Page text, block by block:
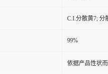
C.I.分散黄7; 分
99%
依据产品性状